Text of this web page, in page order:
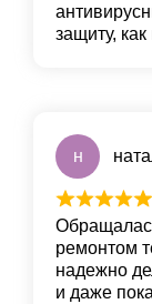
защиту,
н
ремонтом
надежно
и даже